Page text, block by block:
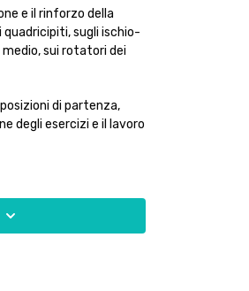
e il rinforzo della
quadricipiti, sugli ischio-
sui rotatori dei
di partenza,
degli esercizi e il lavoro
il bisogno.
che potrebbero